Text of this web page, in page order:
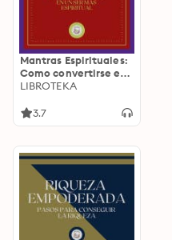
Mantras Espirituales:
Como convertirse en
un ser mas Espiritual
LIBROTEKA
3.7